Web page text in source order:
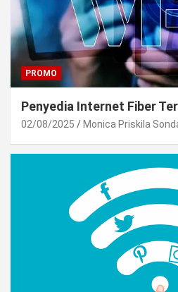
PROMO
Penyedia Internet Fiber
02/08/2025 Monica Priskila